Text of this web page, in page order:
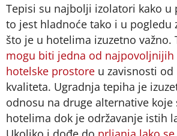
Tepisi su najbolji izolatori kako u
to jest hladnoće tako i u pogledu
što je u hotelima izuzetno važno.
mogu biti jedna od najpovoljnijih
hotelske prostore u zavisnosti od
kvaliteta. Ugradnja tepiha je
odnosu na druge alternative koje
hotelima dok je održavanje istih